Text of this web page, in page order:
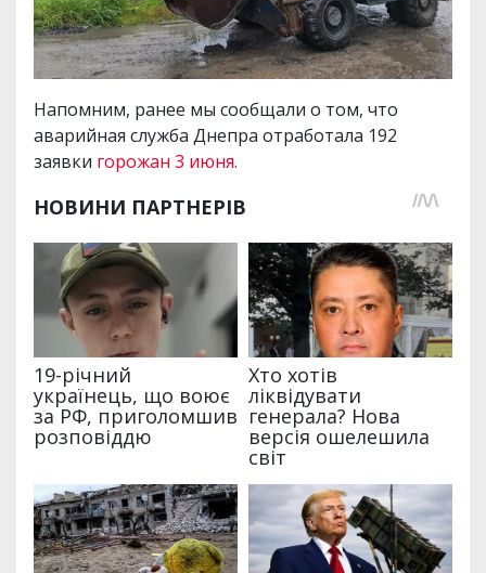
Напомним, ранее мы сообщали о том, что
аварийная служба Днепра отработала 192
заявки горожан 3 июня.